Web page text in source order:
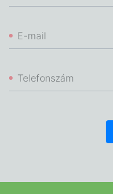
E-mail
Telefonszám